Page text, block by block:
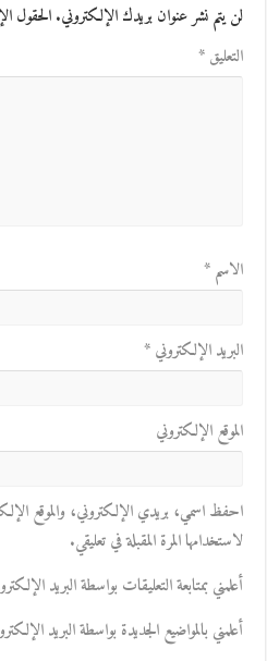
لن يتم نشر عنوان بريدك الإلكتروني.الحقول
التعليق*
الاسم*
البريد الإلكتروني*
الموقع الإلكتروني
احفظ اسمي، بريدي الإلكتروني، والموقع
لاستخدامها المرة المقبلة في تعليقي.
أعلمني بمتابعة التعليقات بواسطة البريد
أعلمني بالمواضيع الجديدة بواسطة البريد